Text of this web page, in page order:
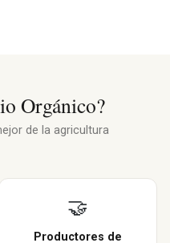
Orgánico?
de la agricultura
🤝
Productores de